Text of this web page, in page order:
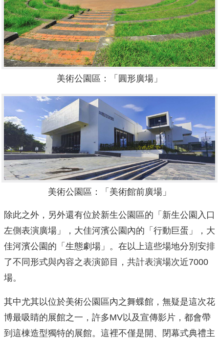
美術公園區：「圓形廣場」
美術公園區：「美術館前廣場」
除此之外，另外還有位於新生公園區的「新生公園入口
左側表演廣場」，大佳河濱公園內的「行動巨蛋」，大
佳河濱公園的「生態劇場」。在以上這些場地分別安排
了不同形式與內容之表演節目，共計表演場次近7000
場。
其中尤其以位於美術公園區內之舞蝶館，無疑是這次花
博最吸睛的展館之一，許多MV以及宣傳影片，都會帶
到這棟造型獨特的展館。這裡不僅是開、閉幕式典禮主